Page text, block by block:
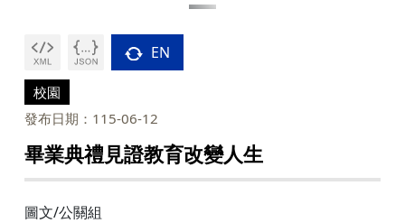
EN
校園
發布日期：115-06-12
畢業典禮見證教育改變人生
圖文/公關組